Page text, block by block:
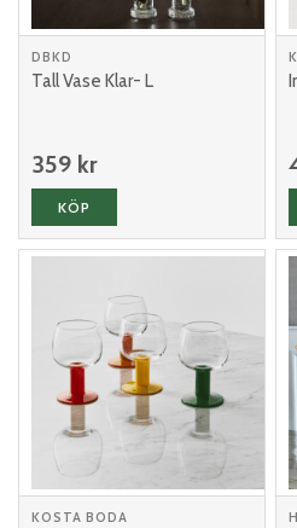
DBKD
Tall Vase Klar- L
359 kr
KÖP
KOSTA BODA